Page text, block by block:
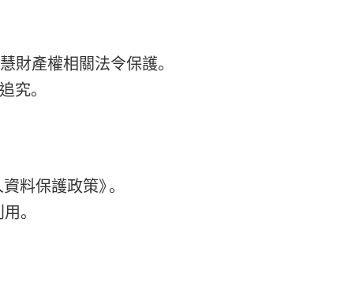
財產權相關法令保護。
究。
料保護政策》。
。